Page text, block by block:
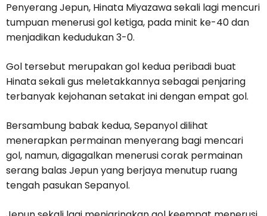
Penyerang Jepun, Hinata Miyazawa sekali lagi mencuri
tumpuan menerusi gol ketiga, pada minit ke-40 dan
menjadikan kedudukan 3-0.
Gol tersebut merupakan gol kedua peribadi buat
Hinata sekali gus meletakkannya sebagai penjaring
terbanyak kejohanan setakat ini dengan empat gol.
Bersambung babak kedua, Sepanyol dilihat
menerapkan permainan menyerang bagi mencari
gol, namun, digagalkan menerusi corak permainan
serang balas Jepun yang berjaya menutup ruang
tengah pasukan Sepanyol.